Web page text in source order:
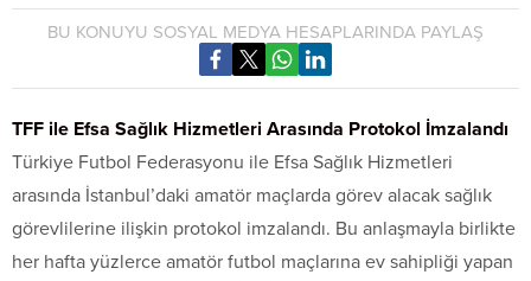
BU KONUYU SOSYAL MEDYA HESAPLARINDA PAYLAŞ
TFF ile Efsa Sağlık Hizmetleri Arasında Protokol İmzalandı
Türkiye Futbol Federasyonu ile Efsa Sağlık Hizmetleri
arasında İstanbul’daki amatör maçlarda görev alacak sağlık
görevlilerine ilişkin protokol imzalandı. Bu anlaşmayla birlikte
her hafta yüzlerce amatör futbol maçlarına ev sahipliği yapan